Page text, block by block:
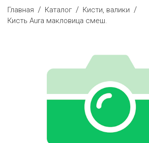
Главная / Каталог / Кисти, валики /
Кисть Aura макловица смеш.